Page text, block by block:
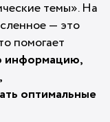
темы». На
— это
помогает
информацию,
оптимальные